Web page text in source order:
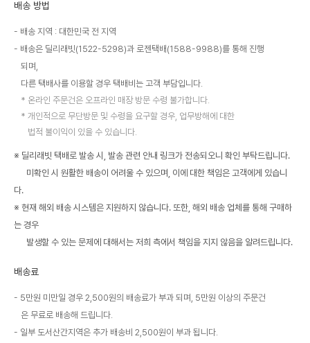
배송 방법
배송 지역 : 대한민국 전 지역
배송은 딜리래빗(1522-5298)과 로젠택배(1588-9988)를 통해 진행
되며,
다른 택배사를 이용할 경우 택배비는 고객 부담입니다.
온라인 주문건은 오프라인 매장 방문 수령 불가합니다.
개인적으로 무단방문 및 수령을 요구할 경우, 업무방해에 대한
법적 불이익이 있을 수 있습니다.
※ 딜리래빗 택배로 발송 시, 발송 관련 안내 링크가 전송되오니 확인 부탁드립니다.
미확인 시 원활한 배송이 어려울 수 있으며, 이에 대한 책임은 고객에게 있습니
다.
※ 현재 해외 배송 시스템은 지원하지 않습니다. 또한, 해외 배송 업체를 통해 구매하
는 경우
발생할 수 있는 문제에 대해서는 저희 측에서 책임을 지지 않음을 알려드립니다.
배송료
5만원 미만일 경우 2,500원의 배송료가 부과 되며, 5만원 이상의 주문건
은 무료로 배송해 드립니다.
일부 도서산간지역은 추가 배송비 2,500원이 부과 됩니다.